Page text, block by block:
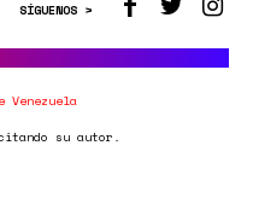
SÍGUENOS >
Venezuela
su autor.